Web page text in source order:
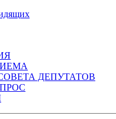
ДЕПУТАТОВ